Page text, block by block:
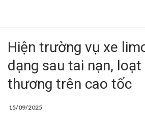
Hiện trường vụ xe
dạng sau tai nạn,
thương trên cao tốc
15/09/2025